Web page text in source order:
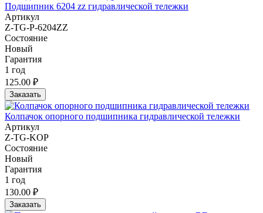
Подшипник 6204 zz гидравлической тележки
Артикул
Z-TG-P-6204ZZ
Состояние
Новый
Гарантия
1 год
125.00 ₽
Заказать
Колпачок опорного подшипника гидравлической тележки
Артикул
Z-TG-KOP
Состояние
Новый
Гарантия
1 год
130.00 ₽
Заказать